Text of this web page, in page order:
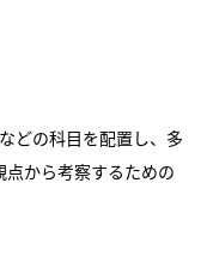
どの科目を配置し、多
から考察するための